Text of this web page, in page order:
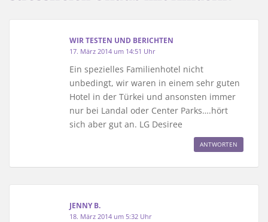
WIR TESTEN UND BERICHTEN
17. März 2014 um 14:51 Uhr
Ein spezielles Familienhotel nicht
unbedingt, wir waren in einem sehr guten
Hotel in der Türkei und ansonsten immer
nur bei Landal oder Center Parks….hört
sich aber gut an. LG Desiree
ANTWORTEN
JENNY B.
18. März 2014 um 5:32 Uhr